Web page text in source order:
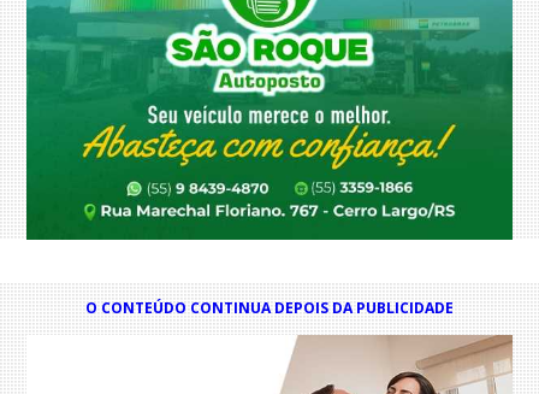
O CONTEÚDO CONTINUA DEPOIS DA PUBLICIDADE